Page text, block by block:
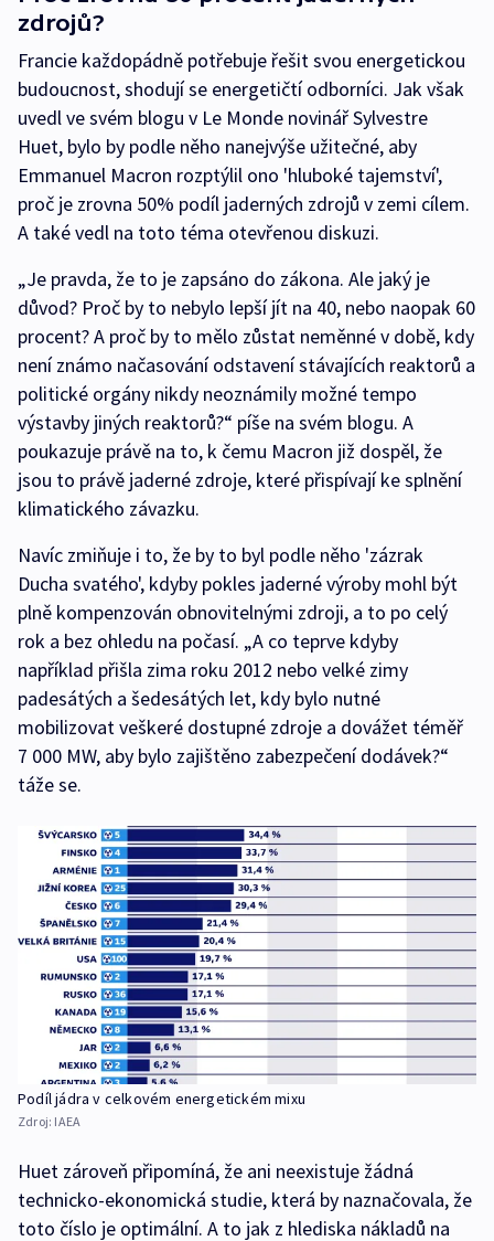
zdrojů?
Francie každopádně potřebuje řešit svou energetickou
budoucnost, shodují se energetičtí odborníci. Jak však
uvedl ve svém blogu v Le Monde novinář Sylvestre
Huet, bylo by podle něho nanejvýše užitečné, aby
Emmanuel Macron rozptýlil ono 'hluboké tajemství',
proč je zrovna 50% podíl jaderných zdrojů v zemi cílem.
A také vedl na toto téma otevřenou diskuzi.
„Je pravda, že to je zapsáno do zákona. Ale jaký je
důvod? Proč by to nebylo lepší jít na 40, nebo naopak 60
procent? A proč by to mělo zůstat neměnné v době, kdy
není známo načasování odstavení stávajících reaktorů a
politické orgány nikdy neoznámily možné tempo
výstavby jiných reaktorů?“ píše na svém blogu. A
poukazuje právě na to, k čemu Macron již dospěl, že
jsou to právě jaderné zdroje, které přispívají ke splnění
klimatického závazku.
Navíc zmiňuje i to, že by to byl podle něho 'zázrak
Ducha svatého', kdyby pokles jaderné výroby mohl být
plně kompenzován obnovitelnými zdroji, a to po celý
rok a bez ohledu na počasí. „A co teprve kdyby
například přišla zima roku 2012 nebo velké zimy
padesátých a šedesátých let, kdy bylo nutné
mobilizovat veškeré dostupné zdroje a dovážet téměř
7 000 MW, aby bylo zajištěno zabezpečení dodávek?“
táže se.
Podíl jádra v celkovém energetickém mixu
Zdroj: IAEA
Huet zároveň připomíná, že ani neexistuje žádná
technicko-ekonomická studie, která by naznačovala, že
toto číslo je optimální. A to jak z hlediska nákladů na